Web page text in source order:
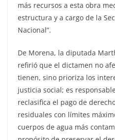
más recursos a esta obra
estructura y a cargo de la
Nacional”.
De Morena, la diputada
refirió que el dictamen no
tienen, sino prioriza los
justicia social; es
reclasifica el pago de
residuales con límites
cuerpos de agua más